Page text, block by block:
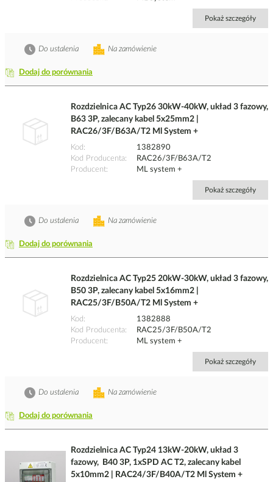
Pokaż szczegóły
Dodaj do porównania
Na zamówienie
Do ustalenia
Rozdzielnica AC Typ26 30kW-40kW, układ 3 fazowy,
B63 3P, zalecany kabel 5x25mm2 |
RAC26/3F/B63A/T2 Ml System +
Kod
1382890
Kod Producenta
RAC26/3F/B63A/T2
Producent
ML system +
Pokaż szczegóły
Dodaj do porównania
Na zamówienie
Do ustalenia
Rozdzielnica AC Typ25 20kW-30kW, układ 3 fazowy,
B50 3P, zalecany kabel 5x16mm2 |
RAC25/3F/B50A/T2 Ml System +
Kod
1382888
Kod Producenta
RAC25/3F/B50A/T2
Producent
ML system +
Pokaż szczegóły
Dodaj do porównania
Na zamówienie
Do ustalenia
Rozdzielnica AC Typ24 13kW-20kW, układ 3
fazowy, B40 3P, 1xSPD AC T2, zalecany kabel
5x10mm2 | RAC24/3F/B40A/T2 Ml System +